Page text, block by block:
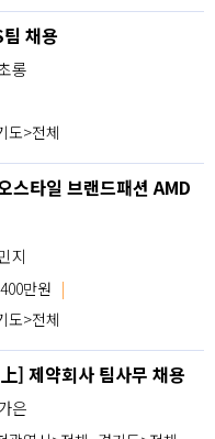
채용
롱
도>전체
스타일 브랜드패션 AMD
지
만원 |
도>전체
] 제약회사 팀사무 채용
은